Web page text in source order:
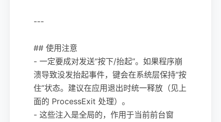
---
## 使用注意
- 一定要成对发送“按下/抬起”。如果程序崩
溃导致没发抬起事件，键会在系统层保持“按
住”状态。建议在应用退出时统一释放（见上
面的 ProcessExit 处理）。
- 这些注入是全局的，作用于当前前台窗